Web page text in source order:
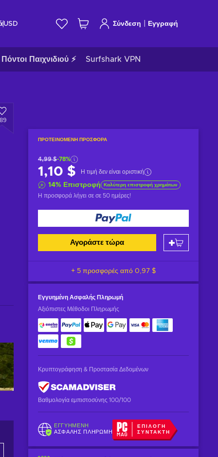
USD Σύνδεση Εγγραφή
Πόντοι Παιχνιδιού ⚡ Surfshark VPN
ΠΡΟΤΕΙΝΌΜΕΝΗ ΠΡΟΣΦΟΡΆ
4,99 $-78%
1,10 $ Η τιμή δεν είναι οριστική
14% Επιστροφή Καλύτερη επιστροφή χρημάτων
Η προσφορά λήγει σε σε 50 ημέρες!
Αγοράστε τώρα
+ 5 προσφορές από 0,97 $
Εγγυημένη Ασφαλής Πληρωμή
Αξιόπιστες Μέθοδοι Πληρωμής
Κρυπτογράφηση & Προστασία Δεδομένων
Βαθμολογία εμπιστοσύνης 100/100
ΕΓΓΥΗΜΈΝΗ
ΑΣΦΑΛΉΣ ΠΛΗΡΩΜΉ
ΕΠΙΛΟΓΉ
ΣΥΝΤΆΚΤΗ